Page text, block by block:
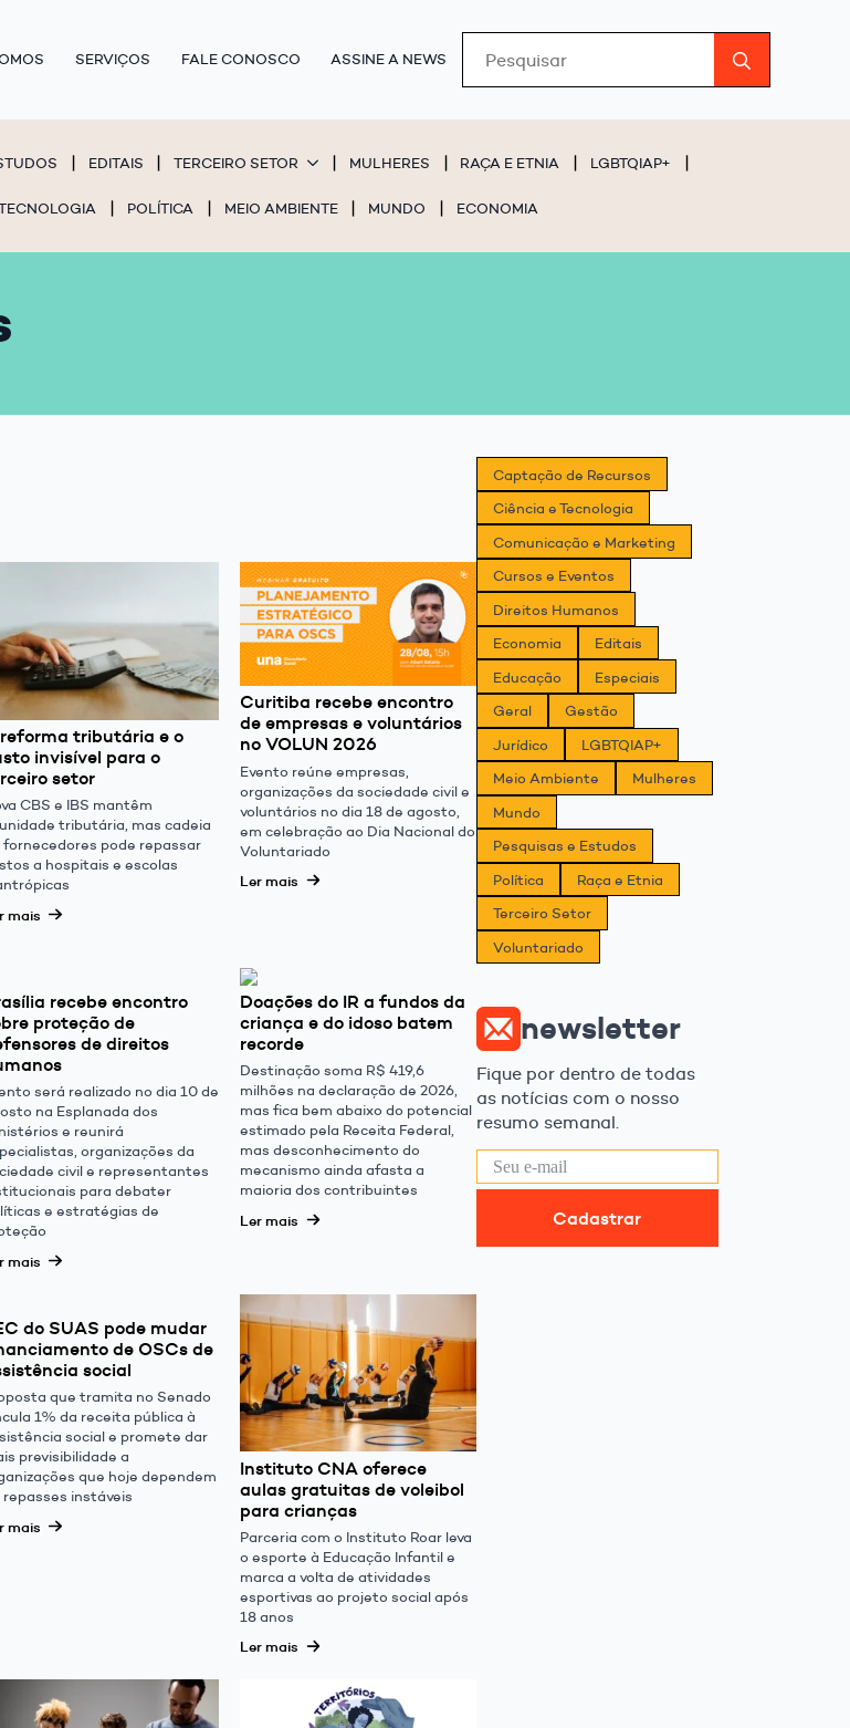
SERVIÇOS FALE CONOSCO ASSINE A NEWS
EDITAIS TERCEIRO SETOR MULHERES RAÇA E ETNIA LGBTQIAP+
POLÍTICA MEIO AMBIENTE MUNDO ECONOMIA
tributária e o
invisível para o
setor
CBS e IBS mantêm
tributária, mas cadeia
fornecedores pode repassar
a hospitais e escolas
mais
Curitiba recebe encontro
de empresas e voluntários
no VOLUN 2026
Evento reúne empresas,
organizações da sociedade civil e
voluntários no dia 18 de agosto,
em celebração ao Dia Nacional do
Voluntariado
Ler mais
recebe encontro
proteção de
de direitos
será realizado no dia 10 de
na Esplanada dos
e reunirá
organizações da
civil e representantes
para debater
e estratégias de
mais
Doações do IR a fundos da
criança e do idoso batem
recorde
Destinação soma R$ 419,6
milhões na declaração de 2026,
mas fica bem abaixo do potencial
estimado pela Receita Federal,
mas desconhecimento do
mecanismo ainda afasta a
maioria dos contribuintes
Ler mais
do SUAS pode mudar
de OSCs de
social
que tramita no Senado
1% da receita pública à
social e promete dar
previsibilidade a
que hoje dependem
repasses instáveis
mais
Instituto CNA oferece
aulas gratuitas de voleibol
para crianças
Parceria com o Instituto Roar leva
o esporte à Educação Infantil e
marca a volta de atividades
esportivas ao projeto social após
18 anos
Ler mais
Captação de Recursos
Ciência e Tecnologia
Comunicação e Marketing
Cursos e Eventos
Direitos Humanos
Economia
Editais
Educação
Especiais
Geral
Gestão
Jurídico
LGBTQIAP+
Meio Ambiente
Mulheres
Mundo
Pesquisas e Estudos
Política
Raça e Etnia
Terceiro Setor
Voluntariado
newsletter
Fique por dentro de todas
as notícias com o nosso
resumo semanal.
Cadastrar